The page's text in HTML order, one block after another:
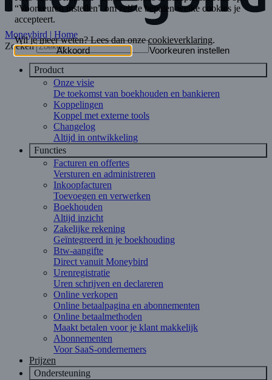
Moneybird | Home
Zoeken
Product
Onze visie
De toekomst van boekhouden en bankieren
Koppelingen
Koppel met externe tools
Changelog
Altijd in ontwikkeling
Functies
Facturen en offertes
Versturen en administreren
Inkoopfacturen
Toevoegen en verwerken
Boekhouden
Altijd inzicht
Zakelijke rekening
Geïntegreerd in je boekhouding
Btw-aangifte
Direct vanuit Moneybird
Urenregistratie
Uren schrijven en declareren
Online verkopen
Online betaalpagina en abonnementen
Online betaalmethoden
Maakt betalen voor je klant makkelijk
Abonnementen
Voor SaaS-ondernemers
Prijzen
Ondersteuning